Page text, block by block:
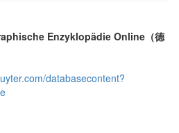
Enzyklopädie Online（德
databasecontent?